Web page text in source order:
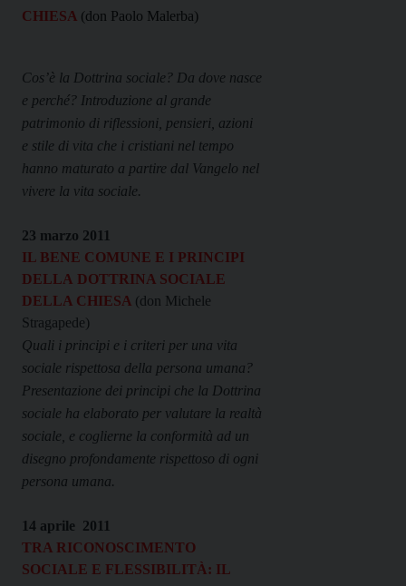
CHIESA (don Paolo Malerba)
Cos’è la Dottrina sociale? Da dove nasce
e perché? Introduzione al grande
patrimonio di riflessioni, pensieri, azioni
e stile di vita che i cristiani nel tempo
hanno maturato a partire dal Vangelo nel
vivere la vita sociale.
23 marzo 2011
IL BENE COMUNE E I PRINCIPI
DELLA DOTTRINA SOCIALE
DELLA CHIESA (don Michele
Stragapede)
Quali i principi e i criteri per una vita
sociale rispettosa della persona umana?
Presentazione dei principi che la Dottrina
sociale ha elaborato per valutare la realtà
sociale, e coglierne la conformità ad un
disegno profondamente rispettoso di ogni
persona umana.
14 aprile 2011
TRA RICONOSCIMENTO
SOCIALE E FLESSIBILITÀ: IL